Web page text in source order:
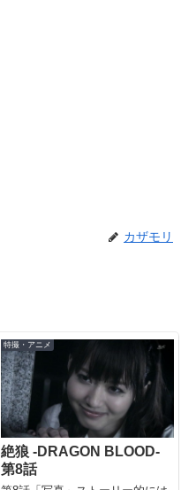
カザモリ
特撮・アニメ
絶狼 -DRAGON BLOOD-
第8話